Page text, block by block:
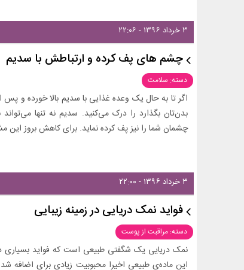
۳ خرداد ۱۳۹۶ - ۲۲:۰۶
چشم‌ های پف کرده و ارتباطش با سدیم
دسته: سلامت
اگر تا به حال یک وعده غذایی با سدیم بالا خورده و
بدن‌تان بگذارد را درک می‌کنید. سدیم نه تنها
چشمان شما را نیز پف کرده نماید. برای کاهش بروز
۳ خرداد ۱۳۹۶ - ۲۲:۰۰
فواید نمک دریایی در زمینه زیبایی
دسته: مراقبت از پوست
نمک دریایی یک شگفتی طبیعی است که فواید بسیاری
این ماده‌ی طبیعی اخیرا محبوبیت زیادی برای اضافه